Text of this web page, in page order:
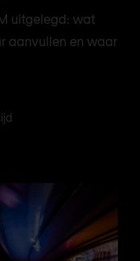
uitgelegd: wat
aanvullen en waar